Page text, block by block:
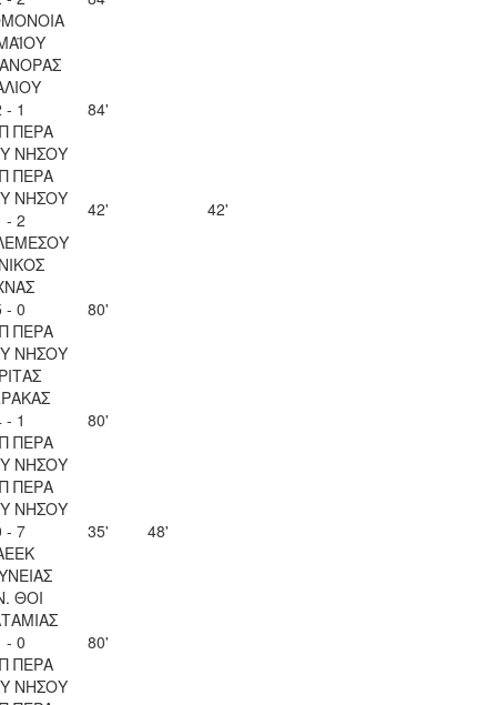
- 1
ΠΕΡΑ
ΝΗΣΟΥ
84'
ΠΕΡΑ
ΝΗΣΟΥ
- 2
42' 42'
- 0
ΠΕΡΑ
ΝΗΣΟΥ
80'
- 1
ΠΕΡΑ
ΝΗΣΟΥ
80'
ΠΕΡΑ
ΝΗΣΟΥ
- 7
35' 48'
ΘΟΙ
- 0
ΠΕΡΑ
ΝΗΣΟΥ
80'